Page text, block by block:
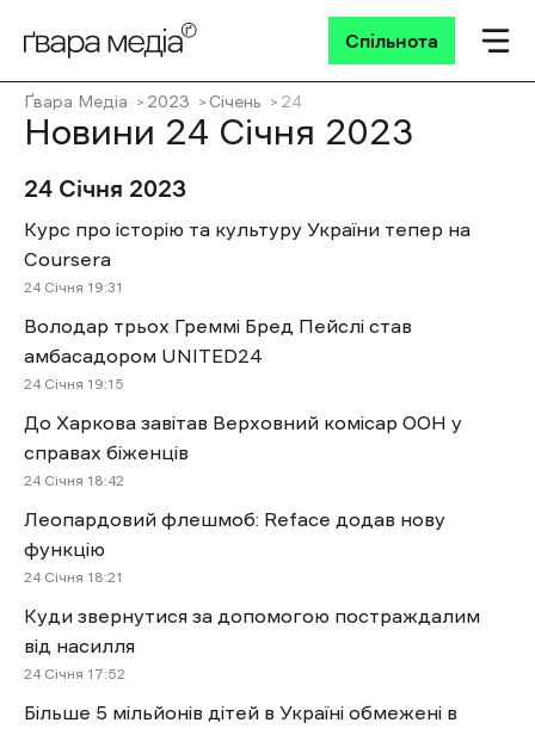
Спільнота
Ґвара Медіа 2023 Січень 24
Новини 24 Січня 2023
24 Січня 2023
Курс про історію та культуру України тепер на
Coursera
24 Січня 19:31
Володар трьох Греммі Бред Пейслі став
амбасадором UNITED24
24 Січня 19:15
До Харкова завітав Верховний комісар ООН у
справах біженців
24 Січня 18:42
Леопардовий флешмоб: Reface додав нову
функцію
24 Січня 18:21
Куди звернутися за допомогою постраждалим
від насилля
24 Січня 17:52
Більше 5 мільйонів дітей в Україні обмежені в